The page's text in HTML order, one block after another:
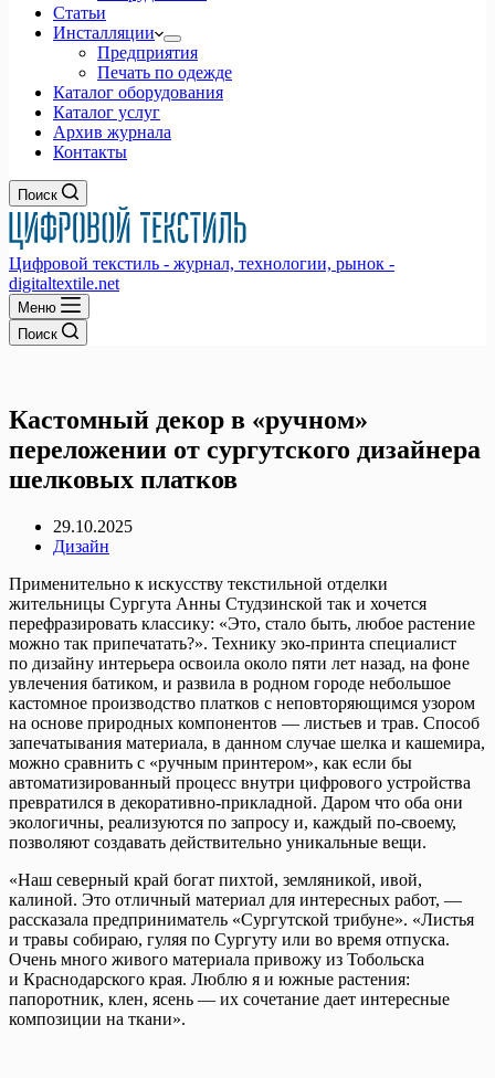
Статьи
Инсталляции
Предприятия
Печать по одежде
Каталог оборудования
Каталог услуг
Архив журнала
Контакты
Поиск
Цифровой текстиль - журнал, технологии, рынок -
digitaltextile.net
Меню
Поиск
Кастомный декор в «ручном»
переложении от сургутского дизайнера
шелковых платков
29.10.2025
Дизайн
Применительно к искусству текстильной отделки
жительницы Сургута Анны Студзинской так и хочется
перефразировать классику: «Это, стало быть, любое растение
можно так припечатать?». Технику эко-принта специалист
по дизайну интерьера освоила около пяти лет назад, на фоне
увлечения батиком, и развила в родном городе небольшое
кастомное производство платков с неповторяющимся узором
на основе природных компонентов — листьев и трав. Способ
запечатывания материала, в данном случае шелка и кашемира,
можно сравнить с «ручным принтером», как если бы
автоматизированный процесс внутри цифрового устройства
превратился в декоративно-прикладной. Даром что оба они
экологичны, реализуются по запросу и, каждый по-своему,
позволяют создавать действительно уникальные вещи.
«Наш северный край богат пихтой, земляникой, ивой,
калиной. Это отличный материал для интересных работ, —
рассказала предприниматель «Сургутской трибуне». «Листья
и травы собираю, гуляя по Сургуту или во время отпуска.
Очень много живого материала привожу из Тобольска
и Краснодарского края. Люблю я и южные растения:
папоротник, клен, ясень — их сочетание дает интересные
композиции на ткани».